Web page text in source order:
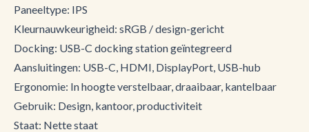
Paneeltype: IPS
Kleurnauwkeurigheid: sRGB / design-gericht
Docking: USB-C docking station geïntegreerd
Aansluitingen: USB-C, HDMI, DisplayPort, USB-hub
Ergonomie: In hoogte verstelbaar, draaibaar, kantelbaar
Gebruik: Design, kantoor, productiviteit
Staat: Nette staat